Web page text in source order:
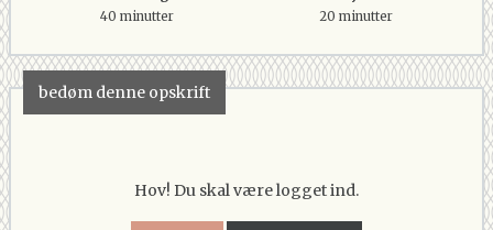
40 minutter
20 minutter
bedøm denne opskrift
Hov! Du skal være logget ind.